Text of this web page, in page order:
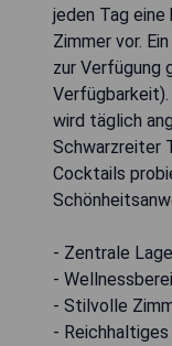
jeden Tag
Zimmer vor.
zur Verfügung
wird täglich
Schwarzreiter
Cocktails
- Zentrale
-
- Stilvolle
-